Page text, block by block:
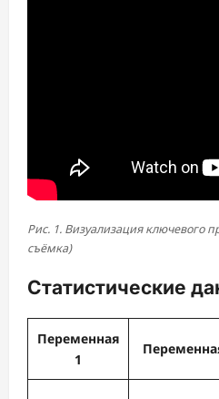
Рис. 1. Визуализация ключевого
съёмка)
Статистические
Переменная
1